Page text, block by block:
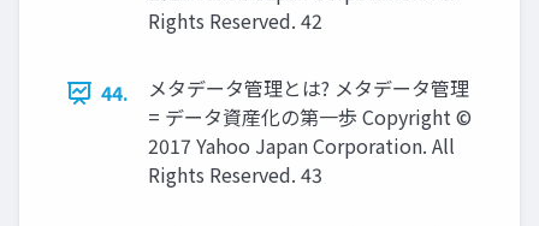
Rights Reserved. 42
44.
メタデータ管理とは? メタデータ管理
= データ資産化の第一歩 Copyright ©
2017 Yahoo Japan Corporation. All
Rights Reserved. 43